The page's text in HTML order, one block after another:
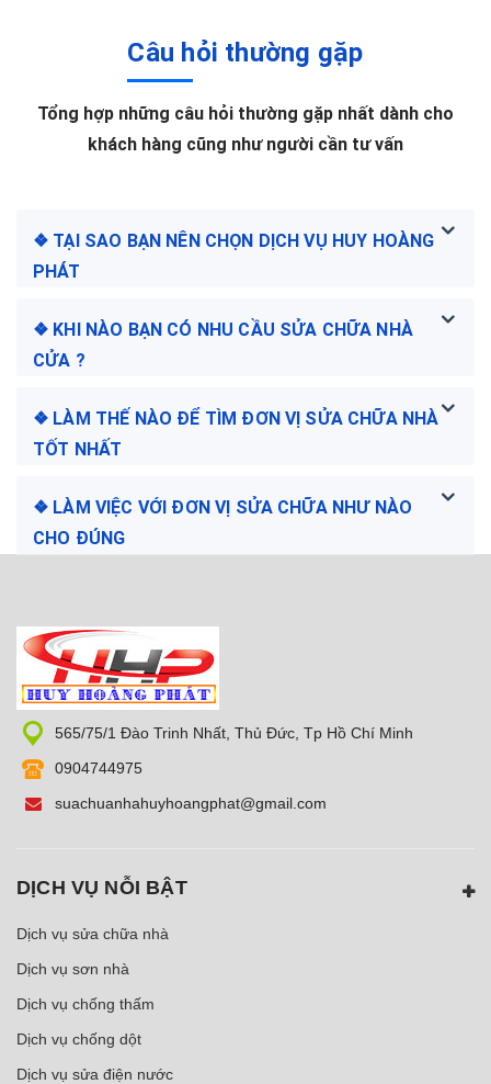
Câu hỏi thường gặp
Tổng hợp những câu hỏi thường gặp nhất dành cho
khách hàng cũng như người cần tư vấn
❖ TẠI SAO BẠN NÊN CHỌN DỊCH VỤ HUY HOÀNG
PHÁT
❖ KHI NÀO BẠN CÓ NHU CẦU SỬA CHỮA NHÀ
CỬA ?
❖ LÀM THẾ NÀO ĐỂ TÌM ĐƠN VỊ SỬA CHỮA NHÀ
TỐT NHẤT
❖ LÀM VIỆC VỚI ĐƠN VỊ SỬA CHỮA NHƯ NÀO
CHO ĐÚNG
565/75/1 Đào Trinh Nhất, Thủ Đức, Tp Hồ Chí Minh
0904744975
suachuanhahuyhoangphat@gmail.com
DỊCH VỤ NỖI BẬT
Dịch vụ sửa chữa nhà
Dịch vụ sơn nhà
Dịch vụ chống thấm
Dịch vụ chống dột
Dịch vụ sửa điện nước